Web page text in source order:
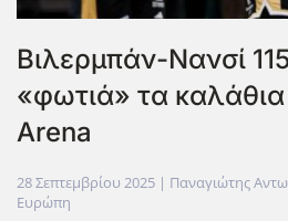
Βιλερμπάν-Νανσί
«φωτιά» τα καλάθια
Arena
28 Σεπτεμβρίου 2025 | Παναγιώτης
Ευρώπη